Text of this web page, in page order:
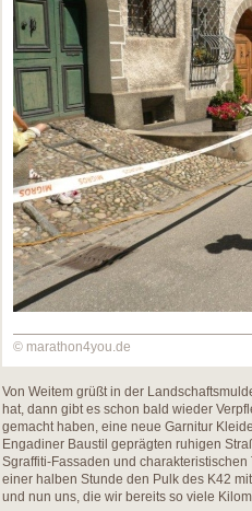
© marathon4you.de
Von Weitem grüßt in der
hat, dann gibt es schon bald wieder
gemacht haben, eine neue Garnitur
Engadiner Baustil geprägten ruhigen
Sgraffiti-Fassaden und
einer halben Stunde den Pulk des K42
und nun uns, die wir bereits so viele